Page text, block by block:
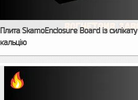
Плита SkamoEnclosure Board із силікату
кальцію